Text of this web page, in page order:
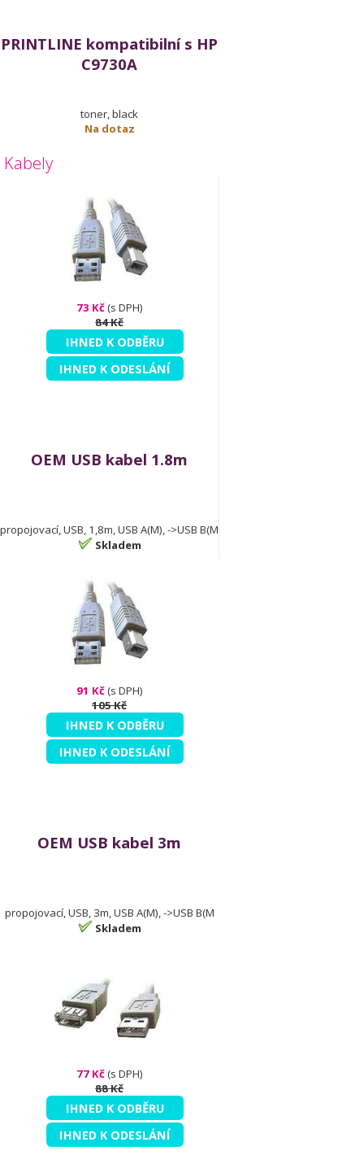
PRINTLINE kompatibilní s HP
C9730A
toner, black
Na dotaz
Kabely
73 Kč(s DPH)
84 Kč
IHNED K ODBĚRU
IHNED K ODESLÁNÍ
OEM USB kabel 1.8m
propojovací, USB, 1,8m, USB A(M), ->USB B(M
Skladem
91 Kč(s DPH)
105 Kč
IHNED K ODBĚRU
IHNED K ODESLÁNÍ
OEM USB kabel 3m
propojovací, USB, 3m, USB A(M), ->USB B(M
Skladem
77 Kč(s DPH)
88 Kč
IHNED K ODBĚRU
IHNED K ODESLÁNÍ